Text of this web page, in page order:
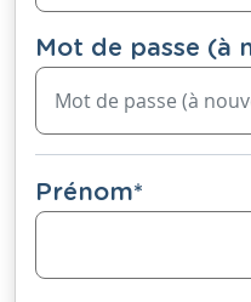
Mot de passe (à
Prénom*